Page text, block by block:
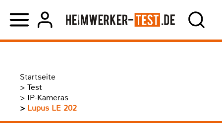
Startseite
> Test
> IP-Kameras
> Lupus LE 202